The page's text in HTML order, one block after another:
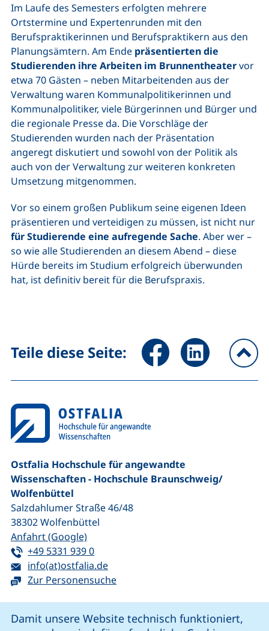
Damit unsere Website technisch funktioniert,
Im Laufe des Semesters erfolgten mehrere
Ortstermine und Expertenrunden mit den
Berufspraktikerinnen und Berufspraktikern aus den
Planungsämtern. Am Ende präsentierten die
Studierenden ihre Arbeiten im Brunnentheatervor
etwa 70 Gästen – neben Mitarbeitenden aus der
Verwaltung waren Kommunalpolitikerinnen und
Kommunalpolitiker, viele Bürgerinnen und Bürger und
die regionale Presse da. Die Vorschläge der
Studierenden wurden nach der Präsentation
angeregt diskutiert und sowohl von der Politik als
auch von der Verwaltung zur weiteren konkreten
Umsetzung mitgenommen.
Vor so einem großen Publikum seine eigenen Ideen
präsentieren und verteidigen zu müssen, ist nicht nur
für Studierende eine aufregende Sache. Aber wer –
so wie alle Studierenden an diesem Abend – diese
Hürde bereits im Studium erfolgreich überwunden
hat, ist definitiv bereit für die Berufspraxis.
Teile diese Seite: Seite über Facebook teilen
Seite über
Ostfalia Hochschule für angewandte
Wissenschaften - Hochschule Braunschweig/​
Wolfenbüttel
Salzdahlumer Straße 46/48
38302Wolfenbüttel
Anfahrt (Google)(externer Link, öffnet neues Fenster)
Tel:
+49 5331 939 0(startet einen Telefonanruf, wenn Ihr
E-Mail:
info(at)ostfalia.de(öffnet Ihr E-Mail-Programm)
Zur Personensuche